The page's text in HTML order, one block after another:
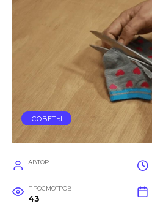
СОВЕТЫ
АВТОР
ПРОСМОТРОВ
43